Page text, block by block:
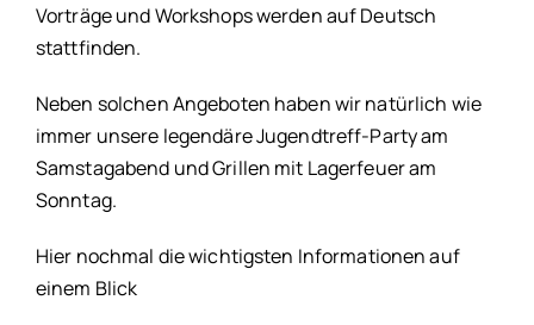
Vorträge und Workshops werden auf Deutsch
stattfinden.
Neben solchen Angeboten haben wir natürlich wie
immer unsere legendäre Jugendtreff-Party am
Samstagabend und Grillen mit Lagerfeuer am
Sonntag.
Hier nochmal die wichtigsten Informationen auf
einem Blick